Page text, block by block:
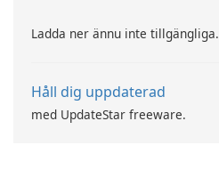
Ladda ner ännu inte tillgängliga.
Håll dig uppdaterad
med UpdateStar freeware.